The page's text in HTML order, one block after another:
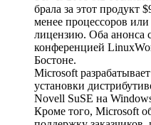
брала за этот продукт
менее процессоров
лицензию. Оба анонса
конференцией
Бостоне.
Microsoft
установки
Novell SuSE на
Кроме того, Microsoft